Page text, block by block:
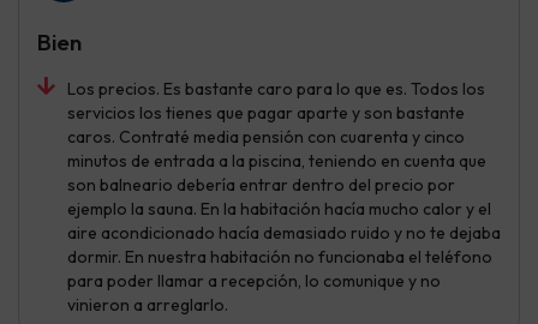
Los precios. Es bastante caro para lo que es. Todos los
servicios los tienes que pagar aparte y son bastante
caros. Contraté media pensión con cuarenta y cinco
minutos de entrada a la piscina, teniendo en cuenta que
son balneario debería entrar dentro del precio por
ejemplo la sauna. En la habitación hacía mucho calor y el
aire acondicionado hacía demasiado ruido y no te dejaba
dormir. En nuestra habitación no funcionaba el teléfono
para poder llamar a recepción, lo comunique y no
vinieron a arreglarlo.
Bien